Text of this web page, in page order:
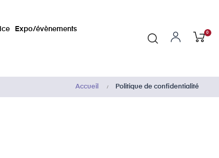
Expo/évènements 0
Accueil Politique de confidentialité